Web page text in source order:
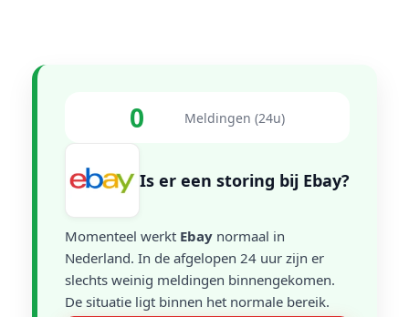
0 Meldingen (24u)
Is er een storing bij Ebay?
Momenteel werkt Ebay normaal in
Nederland. In de afgelopen 24 uur zijn er
slechts weinig meldingen binnengekomen.
De situatie ligt binnen het normale bereik.